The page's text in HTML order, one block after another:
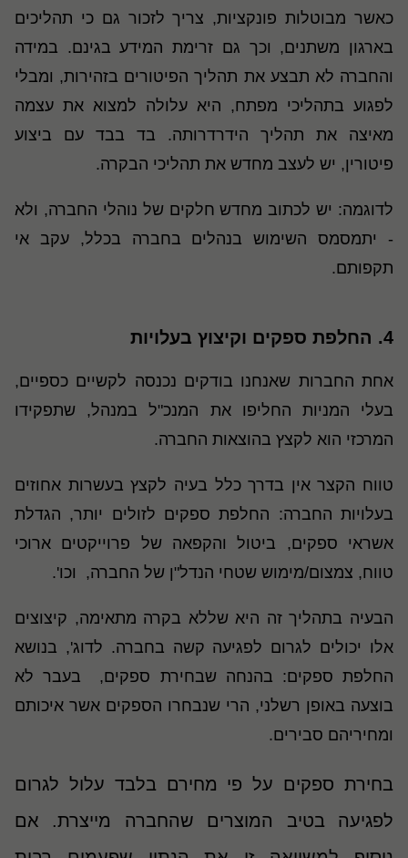
כאשר מבוטלות פונקציות, צריך לזכור גם כי תהליכים
בארגון משתנים, וכך גם זרימת המידע בגינם. במידה
והחברה לא תבצע את תהליך הפיטורים בזהירות, ומבלי
לפגוע בתהליכי מפתח, היא עלולה למצוא את עצמה
מאיצה את תהליך הידרדרותה. בד בבד עם ביצוע
פיטורין, יש לעצב מחדש את תהליכי הבקרה.
לדוגמה: יש לכתוב מחדש חלקים של נוהלי החברה, ולא
- יתמסמס השימוש בנהלים בחברה בכלל, עקב אי
תקפותם.
4. החלפת ספקים וקיצוץ בעלויות
אחת החברות שאנחנו בודקים נכנסה לקשיים כספיים,
בעלי המניות החליפו את המנכ"ל במנהל, שתפקידו
המרכזי הוא לקצץ בהוצאות החברה.
טווח הקצר אין בדרך כלל בעיה לקצץ בעשרות אחוזים
בעלויות החברה: החלפת ספקים לזולים יותר, הגדלת
אשראי ספקים, ביטול והקפאה של פרוייקטים ארוכי
טווח, צמצום/מימוש שטחי הנדל"ן של החברה, וכו'.
הבעיה בתהליך זה היא שללא בקרה מתאימה, קיצוצים
אלו יכולים לגרום לפגיעה קשה בחברה. לדוג', בנושא
החלפת ספקים: בהנחה שבחירת ספקים, בעבר לא
בוצעה באופן רשלני, הרי שנבחרו הספקים אשר איכותם
ומחיריהם סבירים.
בחירת ספקים על פי מחירם בלבד עלול לגרום
לפגיעה בטיב המוצרים שהחברה מייצרת. אם